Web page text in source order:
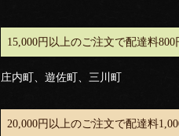
15,000円以上のご注文で配達料
庄内町、遊佐町、三川町
20,000円以上のご注文で配達料